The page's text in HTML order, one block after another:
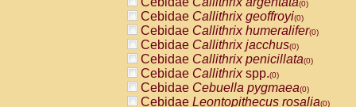
PitheciidaeCallicebusspp.(0)
PitheciidaeChiropotes satanas(0)
PitheciidaePithecia monachus
PitheciidaePithecia pithecia(0)
CercopithecidaeCercocebus agilis
CercopithecidaeCercocebus
CercopithecidaeCercocebus
(0)
Cebidae Callithrix geoffroyi(0)
Cebidae Callithrix humeralifer(0)
Cebidae Callithrix jacchus(0)
Cebidae Callithrix penicillata(0)
Cebidae Callithrixspp.(0)
Cebidae Cebuella pygmaea(0)
Cebidae Leontopithecus rosalia(0)